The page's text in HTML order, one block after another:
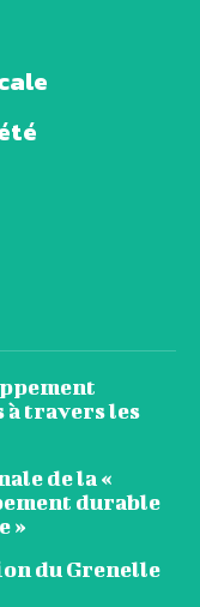
à travers les
de la «
durable
»
du Grenelle